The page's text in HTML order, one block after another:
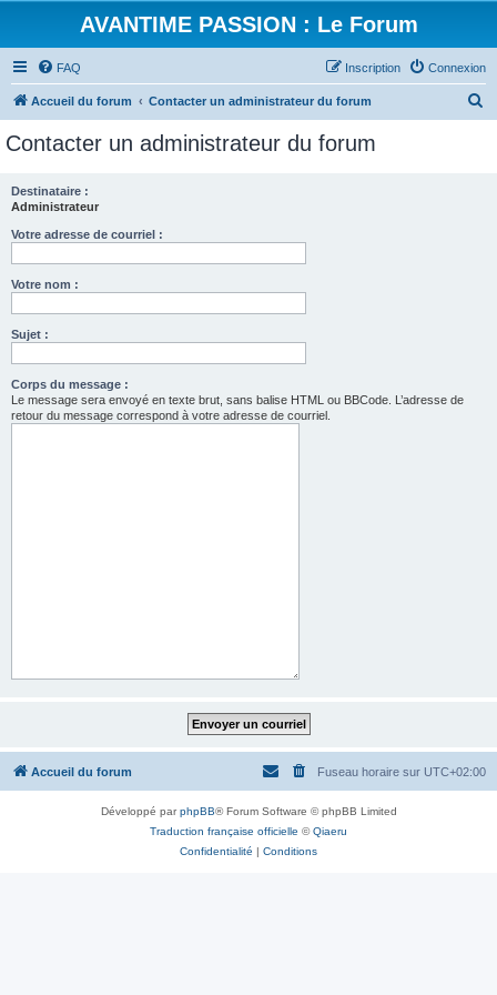
AVANTIME PASSION : Le Forum
FAQ Connexion
Inscription
Accueil du forum Contacter un administrateur du forum
Contacter un administrateur du forum
Destinataire :
Administrateur
Votre adresse de courriel :
Votre nom :
Sujet :
Corps du message :
Le message sera envoyé en texte brut, sans balise HTML ou BBCode. L’adresse de
retour du message correspond à votre adresse de courriel.
Accueil du forum Fuseau horaire sur UTC+02:00
Développé parphpBB® Forum Software © phpBB Limited
Traduction française officielle ©Qiaeru
Confidentialité | Conditions